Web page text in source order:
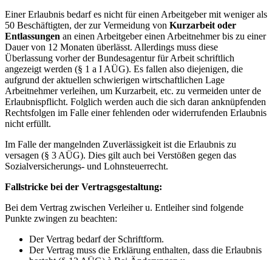
Einer Erlaubnis bedarf es nicht für einen Arbeitgeber mit weniger als
50 Beschäftigten, der zur Vermeidung von Kurzarbeit oder
Entlassungen an einen Arbeitgeber einen Arbeitnehmer bis zu einer
Dauer von 12 Monaten überlässt. Allerdings muss diese
Überlassung vorher der Bundesagentur für Arbeit schriftlich
angezeigt werden (§ 1 a I AÜG). Es fallen also diejenigen, die
aufgrund der aktuellen schwierigen wirtschaftlichen Lage
Arbeitnehmer verleihen, um Kurzarbeit, etc. zu vermeiden unter de
Erlaubnispflicht. Folglich werden auch die sich daran anknüpfenden
Rechtsfolgen im Falle einer fehlenden oder widerrufenden Erlaubnis
nicht erfüllt.
Im Falle der mangelnden Zuverlässigkeit ist die Erlaubnis zu
versagen (§ 3 AÜG). Dies gilt auch bei Verstößen gegen das
Sozialversicherungs- und Lohnsteuerrecht.
Fallstricke bei der Vertragsgestaltung:
Bei dem Vertrag zwischen Verleiher u. Entleiher sind folgende
Punkte zwingen zu beachten:
Der Vertrag bedarf der Schriftform.
Der Vertrag muss die Erklärung enthalten, dass die Erlaubnis